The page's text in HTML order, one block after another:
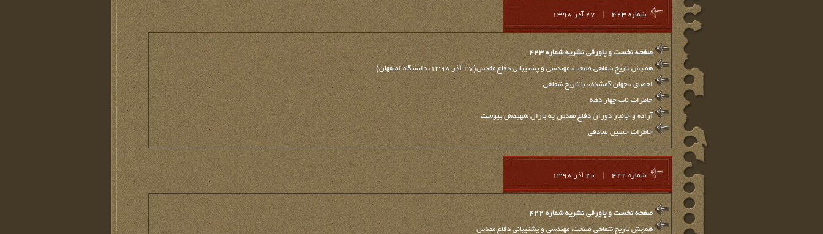
شماره 423
صفحه نخست و پاورقي نشريه شماره 423
همایش تاریخ شفاهی صنعت، مهندسی و پشتیبانی دفاع مقدس‏(27 آذر ‌‏1398، دانشگاه اصفهان):‏
احصای «جهان گمشده» با تاریخ شفاهی
خاطرات ناب چهار دهه
آزاده و جانباز دوران دفاع مقدس به یاران شهیدش پیوست
خاطرات حسین صادقی
شماره 422
صفحه نخست و پاورقي نشريه شماره 422
‌همایش تاریخ شفاهی صنعت، مهندسی و پشتیبانی دفاع مقدس